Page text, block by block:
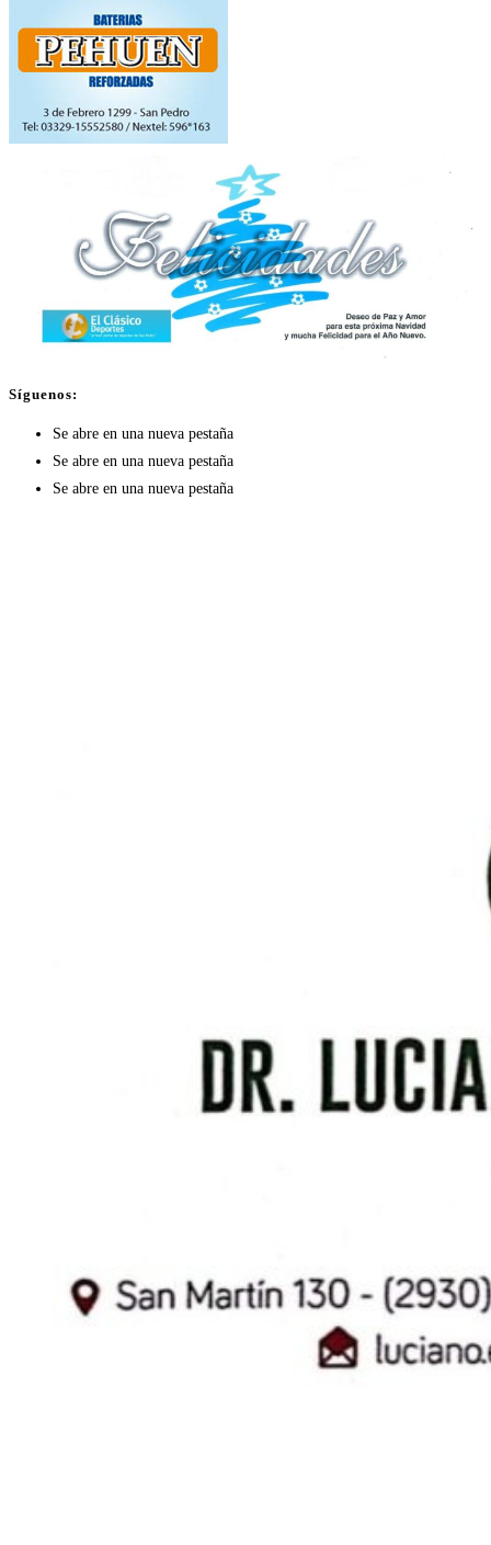
Síguenos:
Se abre en una nueva pestaña
Se abre en una nueva pestaña
Se abre en una nueva pestaña